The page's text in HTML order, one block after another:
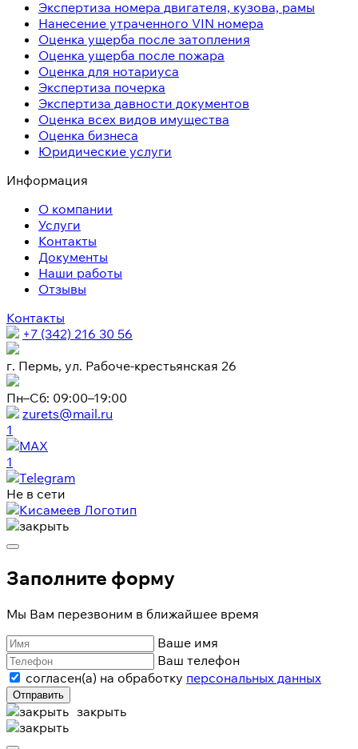
Экспертиза номера двигателя, кузова, рамы
Нанесение утраченного VIN номера
Оценка ущерба после затопления
Оценка ущерба после пожара
Оценка для нотариуса
Экспертиза почерка
Экспертиза давности документов
Оценка всех видов имущества
Оценка бизнеса
Юридические услуги
Информация
О компании
Услуги
Контакты
Документы
Наши работы
Отзывы
Контакты
+7 (342) 216 30 56
г. Пермь, ул. Рабоче-крестьянская 26
Пн–Сб: 09:00–19:00
zurets@mail.ru
1
1
Не в сети
Заполните форму
Мы Вам перезвоним в ближайшее время
Ваше имя
Ваш телефон
согласен(а) на обработку персональных данных
Отправить
закрыть